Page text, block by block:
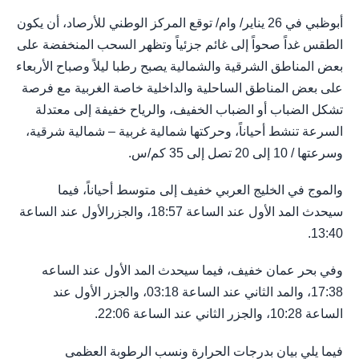
أبوظبي في 26 يناير/ وام/ توقع المركز الوطني للأرصاد، أن يكون
الطقس غداً صحواً إلى غائم جزئياً وتظهر السحب المنخفضة على
بعض المناطق الشرقية والشمالية يصبح رطبا ليلاً وصباح الأربعاء
على بعض المناطق الساحلية والداخلية خاصة الغربية مع فرصة
تشكل الضباب أو الضباب الخفيف، والرياح خفيفة إلى معتدلة
السرعة تنشط أحياناً، وحركتها شمالية غربية – شمالية شرقية،
وسرعتها / 10 إلى 20 تصل إلى 35 كم/س.
والموج في الخليج العربي خفيف إلى متوسط أحياناً، فيما
سيحدث المد الأول عند الساعة 18:57، والجزرالأول عند الساعة
13:40.
وفي بحر عمان خفيف، فيما سيحدث المد الأول عند الساعه
17:38، والمد الثاني عند الساعة 03:18، والجزر الأول عند
الساعة 10:28، والجزر الثاني عند الساعة 22:06.
فيما يلي بيان بدرجات الحرارة ونسب الرطوبة العظمى